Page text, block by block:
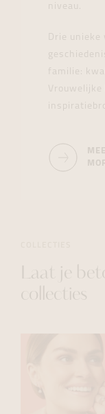
niveau.
Drie unieke
familie:
Laat je
collecties